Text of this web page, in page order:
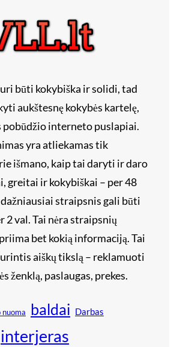
būti kokybiška ir solidi, tad
aukštesnę kokybės kartelę,
pobūdžio interneto puslapiai.
yra atliekamas tik
išmano, kaip tai daryti ir daro
greitai ir kokybiškai – per 48
straipsnis gali būti
2 val. Tai nėra straipsnių
bet kokią informaciją. Tai
aiškų tikslą – reklamuoti
ženklą, paslaugas, prekes.
nuoma baldai Darbas
interjeras